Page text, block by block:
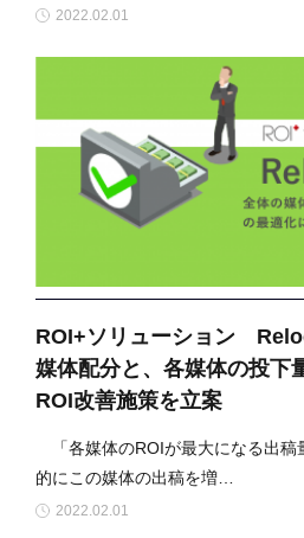
2022.02.01
ROI+ソリューション
媒体配分と、各媒体の投下
ROI改善施策を立案
「各媒体のROIが最大になる出
的にこの媒体の出稿を増…
2022.02.01